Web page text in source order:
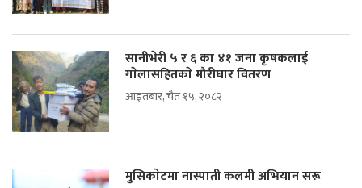
सानीभेरी ५ र ६ का ४१ जना कृषकलाई
गाेलासहितकाे मौरीघार वितरण
आइतबार, चैत १५, २०८२
मुसिकाेटमा नास्पाती कलमी अभियान सरू